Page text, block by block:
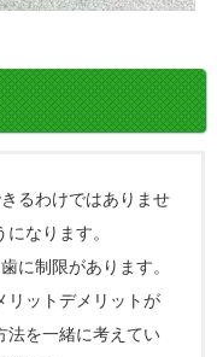
るわけではありませ
なります。
に制限があります。
リットデメリットが
法を一緒に考えてい